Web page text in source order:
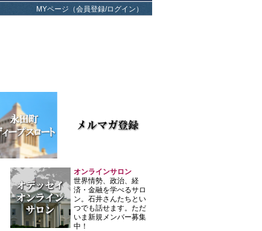
MYページ（会員登録/ログイン）
オンラインサロン
世界情勢、政治、経
済・金融を学べるサロ
ン。石井さんたちとい
つでも話せます。ただ
いま新規メンバー募集
中！